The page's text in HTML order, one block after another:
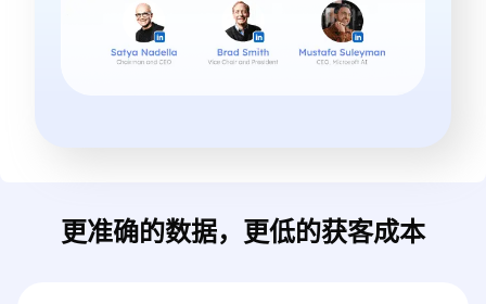
更准确的数据，更低的获客成本